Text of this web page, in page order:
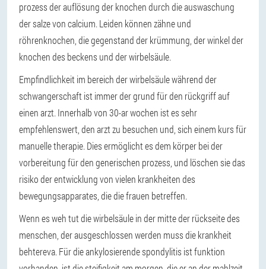
prozess der auflösung der knochen durch die auswaschung
der salze von calcium. Leiden können zähne und
röhrenknochen, die gegenstand der krümmung, der winkel der
knochen des beckens und der wirbelsäule.
Empfindlichkeit im bereich der wirbelsäule während der
schwangerschaft ist immer der grund für den rückgriff auf
einen arzt. Innerhalb von 30-ar wochen ist es sehr
empfehlenswert, den arzt zu besuchen und, sich einem kurs für
manuelle therapie. Dies ermöglicht es dem körper bei der
vorbereitung für den generischen prozess, und löschen sie das
risiko der entwicklung von vielen krankheiten des
bewegungsapparates, die die frauen betreffen.
Wenn es weh tut die wirbelsäule in der mitte der rückseite des
menschen, der ausgeschlossen werden muss die krankheit
behtereva. Für die ankylosierende spondylitis ist funktion